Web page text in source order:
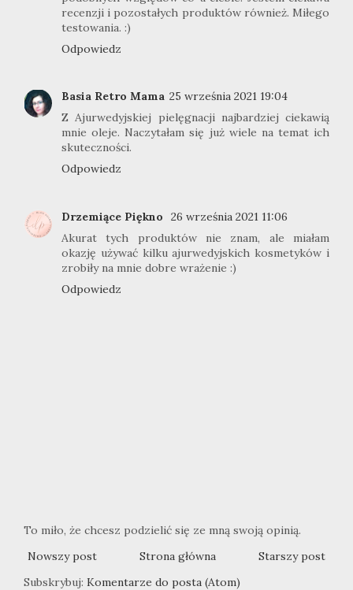
recenzji i pozostałych produktów również. Miłego
testowania. :)
Odpowiedz
Basia Retro Mama 25 września 2021 19:04
Z Ajurwedyjskiej pielęgnacji najbardziej ciekawią
mnie oleje. Naczytałam się już wiele na temat ich
skuteczności.
Odpowiedz
Drzemiące Piękno
26 września 2021 11:06
Akurat tych produktów nie znam, ale miałam
okazję używać kilku ajurwedyjskich kosmetyków i
zrobiły na mnie dobre wrażenie :)
Odpowiedz
To miło, że chcesz podzielić się ze mną swoją opinią.
Nowszy post
Starszy post
Strona główna
Subskrybuj: Komentarze do posta (Atom)